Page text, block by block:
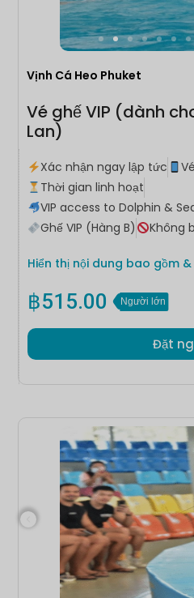
Vịnh Cá Heo Phuket
Vé ghế VIP (dành
Lan)
Xác nhận ngay lập tức
Thời gian linh hoạt
VIP access to Dolphin &
Ghế VIP (Hàng B)
Không
Hiển thị nội dung bao gồm
฿515.00 Người lớn
Đặt